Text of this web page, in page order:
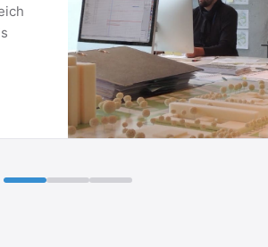
funktioniert, welche
steuern und wie Sie ein